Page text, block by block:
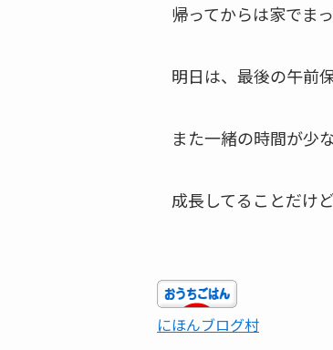
帰ってからは家でまっ
明日は、最後の午前
また一緒の時間が少
成長してることだけ
にほんブログ村